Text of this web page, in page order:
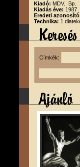
Kiadó: MDV., Bp.
Kiadás éve: 1987
Eredeti
Technika: 1
Címkék: